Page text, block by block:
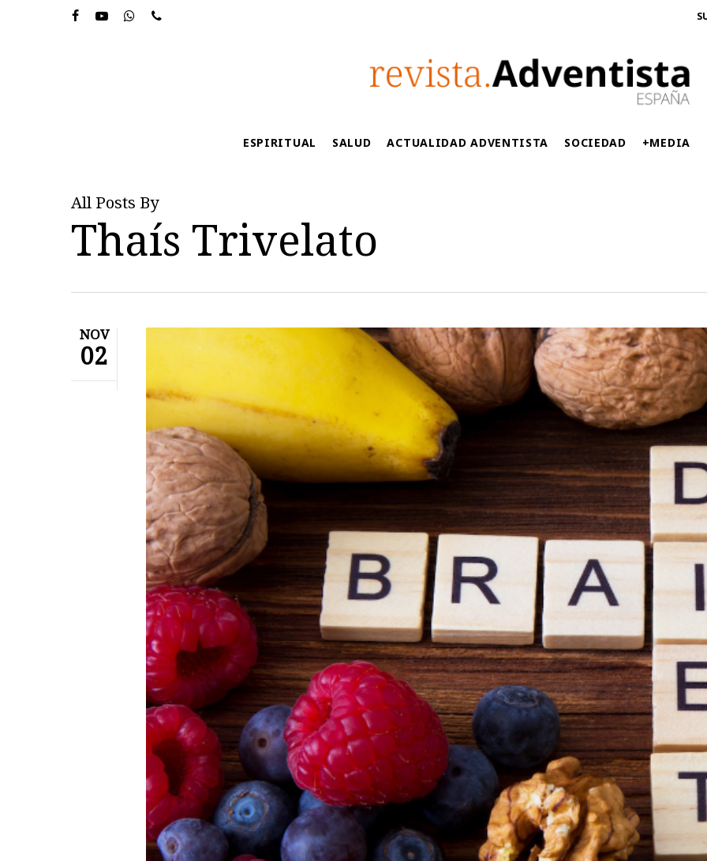
Hit enter to search or ESC to close
ESPIRITUAL SALUD ACTUALIDAD ADVENTISTA SOCIEDAD +MEDIA
All Posts By
Thaís Trivelato
NOV
02